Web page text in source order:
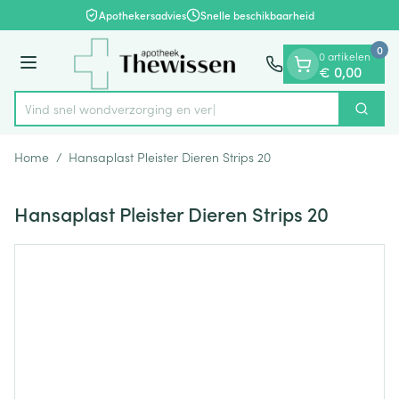
Ga naar de inhoudApothekersadvies Snelle beschikbaarheid
Menu
Product, merk, categorie...
Vind snel wondverzorgi Zoek
0 artikelen
€ 0,00
0
Home / Hansaplast Pleister Dieren Strips 20
Hansaplast Pleister Dieren Strips 20